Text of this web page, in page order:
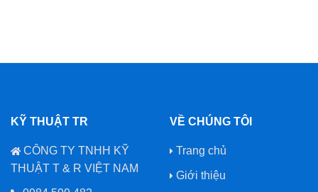
KỸ THUẬT TR
CÔNG TY TNHH KỸ
THUẬT T & R VIỆT NAM
VỀ CHÚNG TÔI
Trang chủ
Giới thiệu